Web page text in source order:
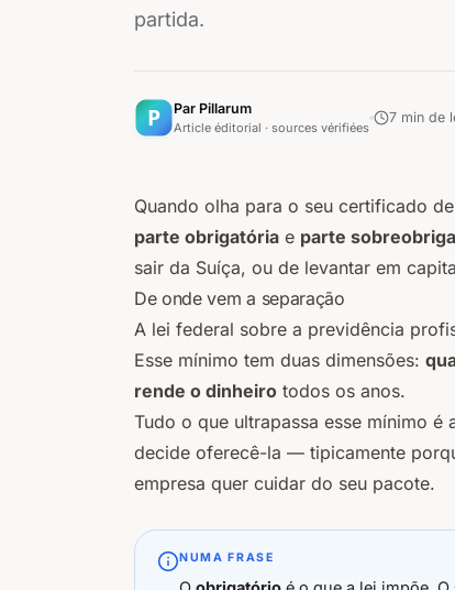
partida.
Par Pillarum
Article éditorial · sources vérifiées
7 min de
Quando olha para o seu certificado
parte obrigatória e parte
sair da Suíça, ou de levantar em
De onde vem a separação
A lei federal sobre a previdência
Esse mínimo tem duas dimensões:
rende o dinheiro todos os anos.
Tudo o que ultrapassa esse mínimo
decide oferecê-la — tipicamente
empresa quer cuidar do seu pacote.
NUMA FRASE